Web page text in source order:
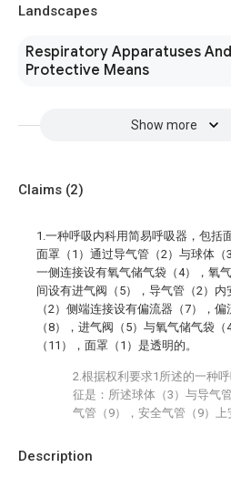
Landscapes
Respiratory Apparatuses And
Protective Means
Show more
Description
Claims (2)
1.一种呼吸内科用简易呼吸器，包括
面罩（1）通过导气管（2）与球体
一侧连接设有氧气储气袋（4），氧
间设有进气阀（5），导气管（2）
（2）侧端连接设有偏流器（7），
（8），进气阀（5）与氧气储气袋
（11），面罩（1）是透明的。
2.根据权利要求1所述的一种
征是：所述球体（3）与导气
气管（9），安全气管（9）上